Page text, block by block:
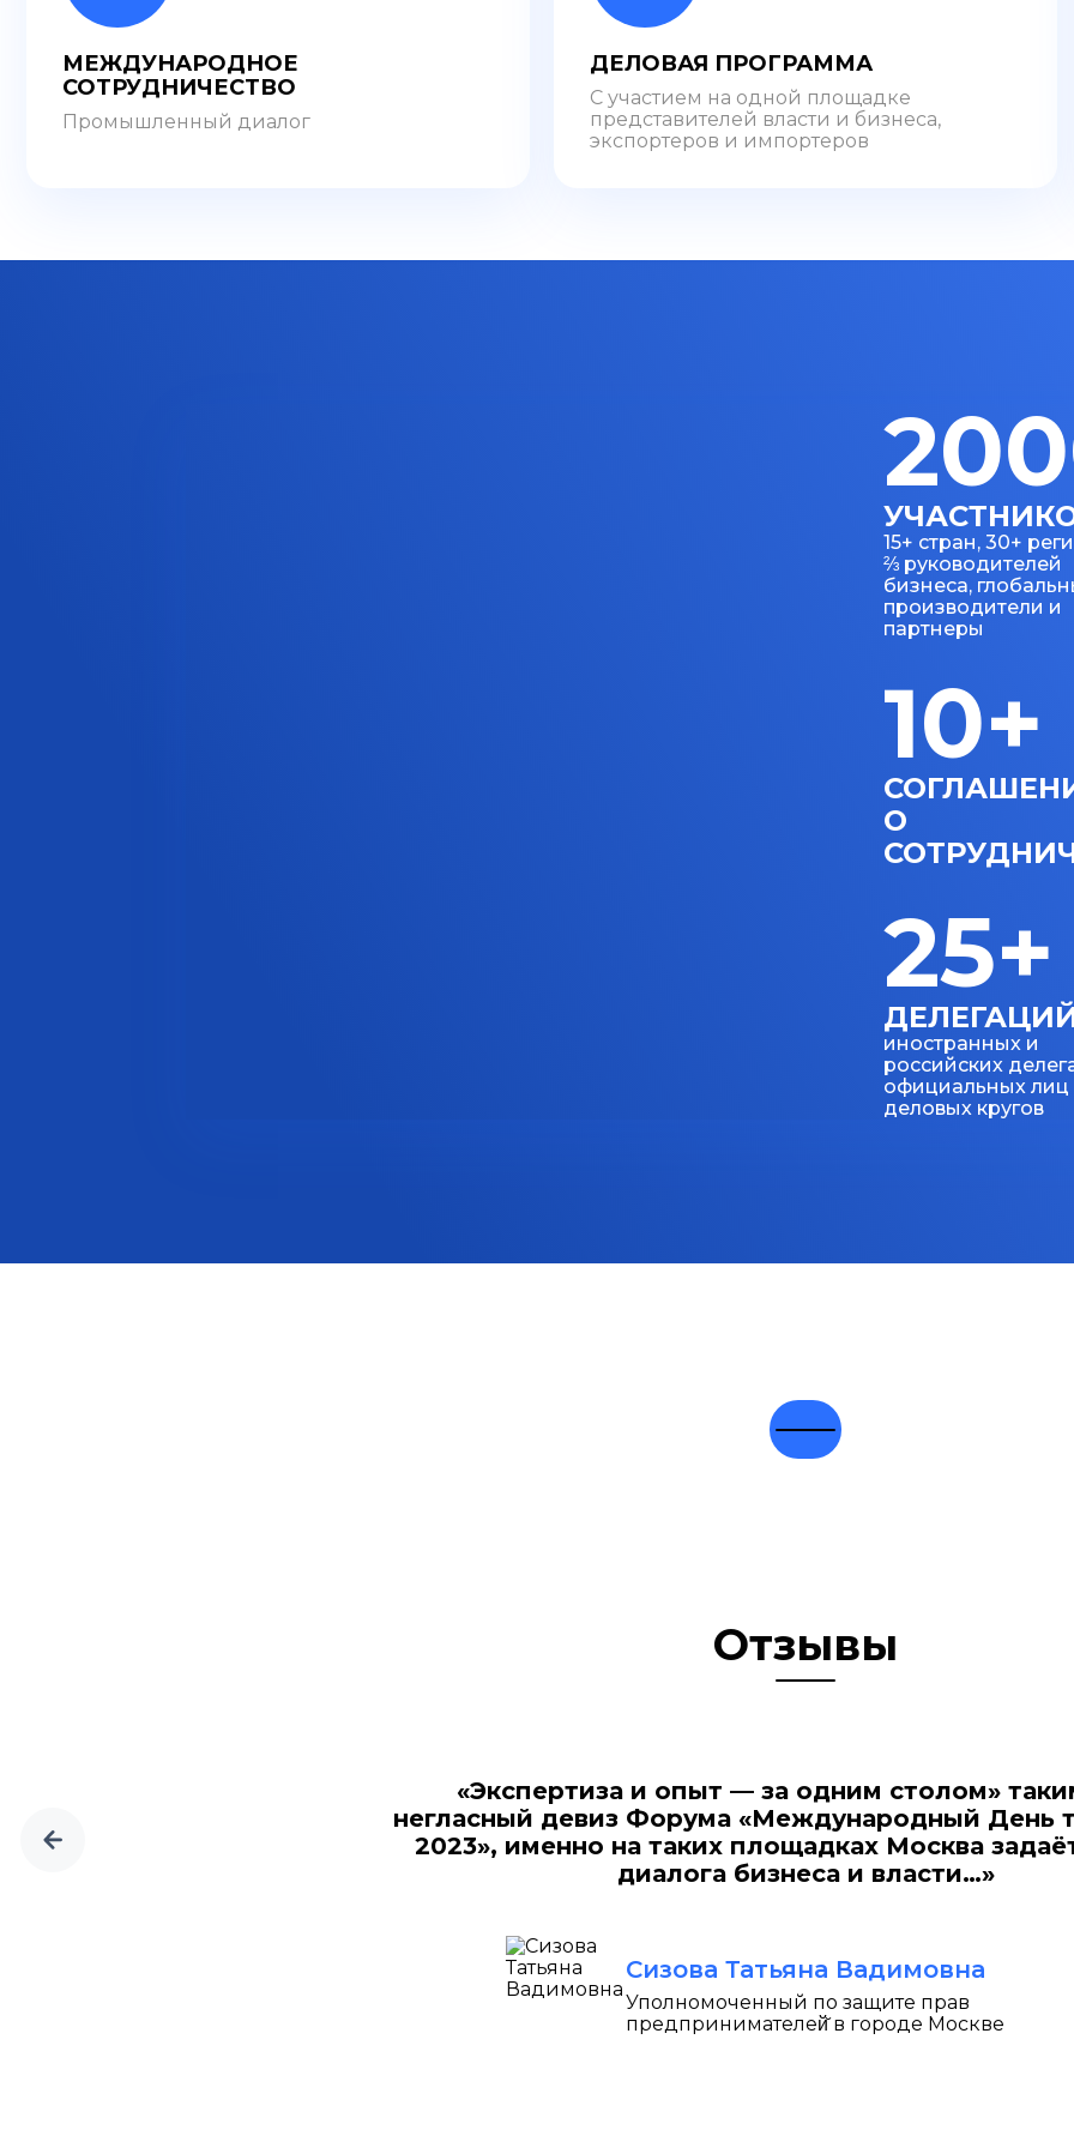
МЕЖДУНАРОДНОЕ
СОТРУДНИЧЕСТВО
Промышленный диалог
ДЕЛОВАЯ ПРОГРАММА
С участием на одной площадке
представителей власти и бизнеса,
экспортеров и импортеров
15+ стран, 30+
⅔ руководителей
бизнеса,
производители и
партнеры
10+
О
25+
иностранных и
российских
официальных лиц
деловых кругов
Отзывы
«Экспертиза и опыт — за одним столом»
негласный девиз Форума «Международный День
2023», именно на таких площадках Москва
диалога бизнеса и власти…»
Сизова Татьяна Вадимовна
Уполномоченный по защите прав
предпринимателей̆ в городе Москве